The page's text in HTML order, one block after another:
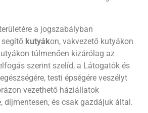
a jogszabályban
kutyákon, vakvezető kutyákon
túlmenően kizárólag az
szerint szelíd, a Látogatók és
testi épségére veszélyt
vezethető háziállatok
díjmentesen, és csak gazdájuk által.